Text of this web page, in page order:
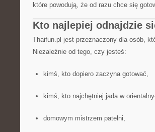
które powodują, że od razu chce się
Kto najlepiej odnajdzie
Thaifun.pl jest przeznaczony dla osób,
Niezależnie od tego, czy jesteś:
kimś, kto dopiero zaczyna gotować,
kimś, kto najchętniej jada w
domowym mistrzem patelni,